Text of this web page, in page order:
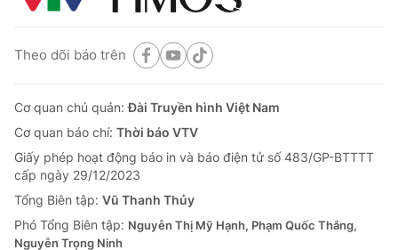
Theo dõi báo trên
Cơ quan chủ quản:Đài Truyền hình Việt Nam
Cơ quan báo chí: Thời báo VTV
Giấy phép hoạt động báo in và báo điện tử số 483/GP-BTTTT
cấp ngày 29/12/2023
Tổng Biên tập: Vũ Thanh Thủy
Phó Tổng Biên tập: Nguyễn Thị Mỹ Hạnh, Phạm Quốc Thắng,
Nguyễn Trọng Ninh